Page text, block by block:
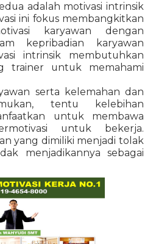
adalah motivasi intrinsik
ini fokus membangkitkan
karyawan dengan
kepribadian karyawan
intrinsik membutuhkan
trainer untuk memahami
serta kelemahan dan
tentu kelebihan
untuk membawa
untuk bekerja.
yang dimiliki menjadi tolak
menjadikannya sebagai